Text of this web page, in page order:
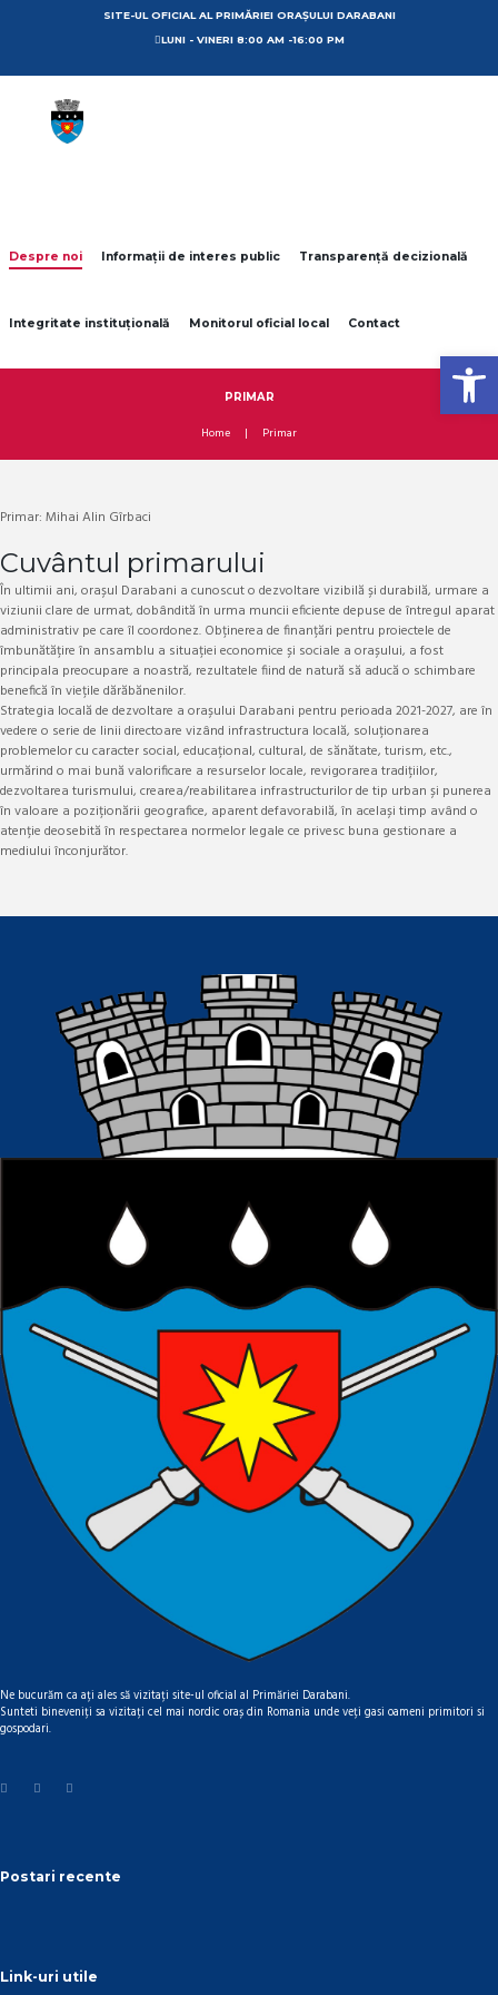
SITE-UL OFICIAL AL PRIMĂRIEI ORAȘULUI DARABANI
LUNI - VINERI 8:00 AM -16:00 PM
Despre noi Informații de interes public Transparență decizională
Integritate instituțională Monitorul oficial local Contact
PRIMAR
Home Primar
Primar: Mihai Alin Gîrbaci
Cuvântul primarului
În ultimii ani, orașul Darabani a cunoscut o dezvoltare vizibilă și durabilă, urmare a
viziunii clare de urmat, dobândită în urma muncii eficiente depuse de întregul aparat
administrativ pe care îl coordonez. Obținerea de finanțări pentru proiectele de
îmbunătățire în ansamblu a situației economice și sociale a orașului, a fost
principala preocupare a noastră, rezultatele fiind de natură să aducă o schimbare
benefică în viețile dărăbănenilor.
​Strategia locală de dezvoltare a orașului Darabani pentru perioada 2021-2027, are în
vedere o serie de linii directoare vizând infrastructura locală, soluționarea
problemelor cu caracter social, educațional, cultural, de sănătate, turism, etc.,
urmărind o mai bună valorificare a resurselor locale, revigorarea tradițiilor,
dezvoltarea turismului, crearea/reabilitarea infrastructurilor de tip urban și punerea
în valoare a poziționării geografice, aparent defavorabilă, în același timp având o
atenție deosebită în respectarea normelor legale ce privesc buna gestionare a
mediului înconjurător.
Ne bucurăm ca ați ales să vizitați site-ul oficial al Primăriei Darabani.
Sunteti bineveniți sa vizitați cel mai nordic oraș din Romania unde veți gasi oameni primitori si
gospodari.
Postari recente
Link-uri utile
Open toolbar